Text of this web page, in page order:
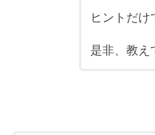
ヒントだけ
是非、教え